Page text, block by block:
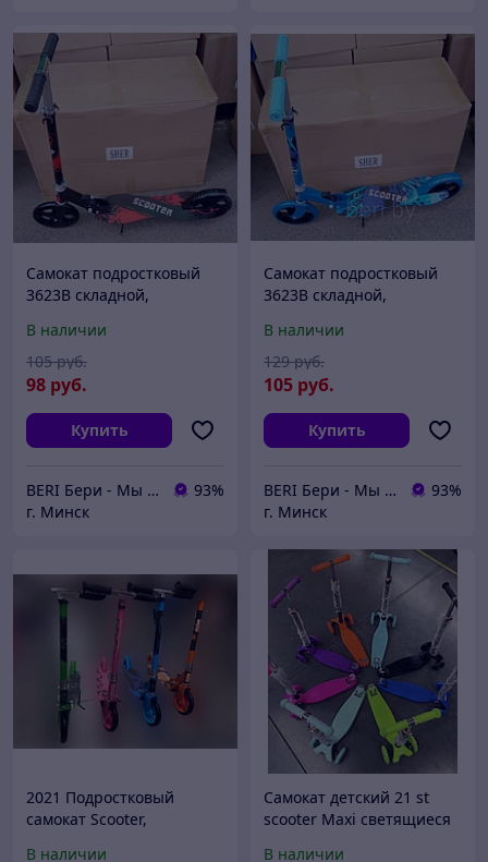
Самокат подростковый
3623B складной,
подростковый, большие
колеса 200 мм
В наличии
98 руб.
105 руб.
Купить
BERI Бери - Мы ненавидим демпинг, но нас вынуждают конкуренты
93%
г. Минск
Самокат подростковый
3623B складной,
подростковый, большие
колеса 200 мм
В наличии
105 руб.
129 руб.
Купить
BERI Бери - Мы ненавидим демпинг, но нас вынуждают конкуренты
93%
г. Минск
2021 Подростковый
самокат Scooter,
В наличии
Самокат детский 21 st
scooter Maxi светящиеся
В наличии